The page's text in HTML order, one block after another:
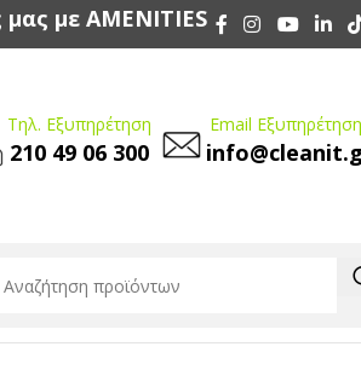
με AMENITIES
Τηλ. Εξυπηρέτηση
210 49 06 300
Email